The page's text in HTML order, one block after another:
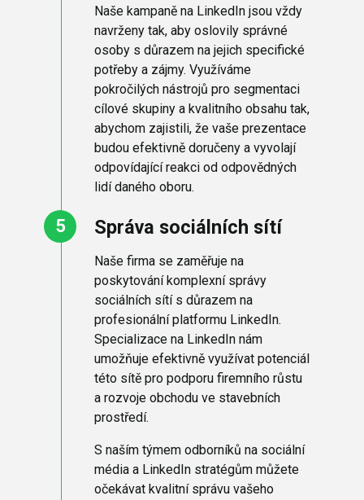
Naše kampaně na LinkedIn jsou vždy
navrženy tak, aby oslovily správné
osoby s důrazem na jejich specifické
potřeby a zájmy. Využíváme
pokročilých nástrojů pro segmentaci
cílové skupiny a kvalitního obsahu tak,
abychom zajistili, že vaše prezentace
budou efektivně doručeny a vyvolají
odpovídající reakci od odpovědných
lidí daného oboru.
Správa sociálních sítí
Naše firma se zaměřuje na
poskytování komplexní správy
sociálních sítí s důrazem na
profesionální platformu LinkedIn.
Specializace na LinkedIn nám
umožňuje efektivně využívat potenciál
této sítě pro podporu firemního růstu
a rozvoje obchodu ve stavebních
prostředí.
S naším týmem odborníků na sociální
média a LinkedIn stratégům můžete
očekávat kvalitní správu vašeho